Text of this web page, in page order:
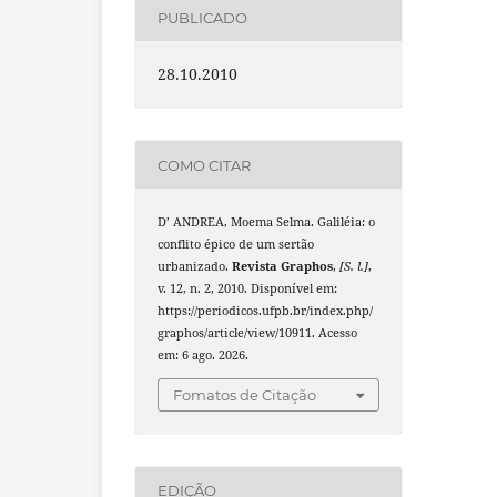
PUBLICADO
28.10.2010
COMO CITAR
D’ ANDREA, Moema Selma. Galiléia: o
conflito épico de um sertão
urbanizado.Revista Graphos,[S. l.],
v. 12, n. 2, 2010. Disponível em:
https://periodicos.ufpb.br/index.php/
graphos/article/view/10911. Acesso
em: 6 ago. 2026.
Fomatos de Citação
EDIÇÃO